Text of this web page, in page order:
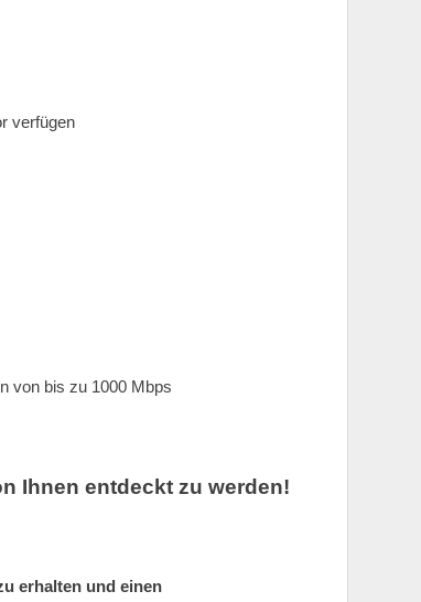
verfügen
von bis zu 1000 Mbps
Ihnen entdeckt zu werden!
erhalten und einen